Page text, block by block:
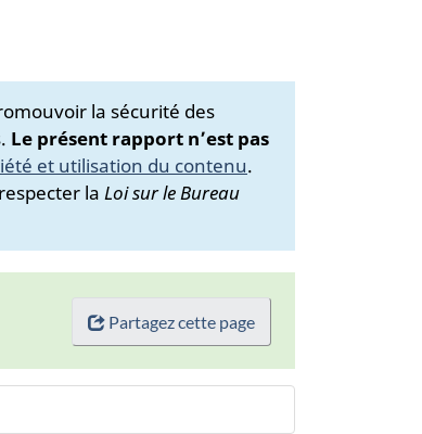
la sécurité des
Le présent rapport n’est pas
et utilisation du contenu.
la Loi sur le Bureau
Partagez cette page